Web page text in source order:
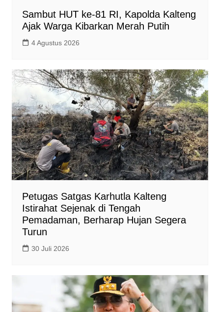
Sambut HUT ke-81 RI, Kapolda Kalteng
Ajak Warga Kibarkan Merah Putih
4 Agustus 2026
Petugas Satgas Karhutla Kalteng
Istirahat Sejenak di Tengah
Pemadaman, Berharap Hujan Segera
Turun
30 Juli 2026